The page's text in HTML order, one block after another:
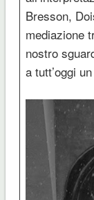
Bresson,
mediazione
nostro
a tutt’oggi